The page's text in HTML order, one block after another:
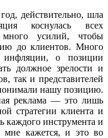
действительно, шла
коснулась всех
много усилий, чтобы
до клиентов. Много
инфляции, о позиции
должное зрелости и
так и представителей
нашу позицию.
реклама — это лишь
стратегии клиента и
каждого инструмента и
мне кажется, и это во